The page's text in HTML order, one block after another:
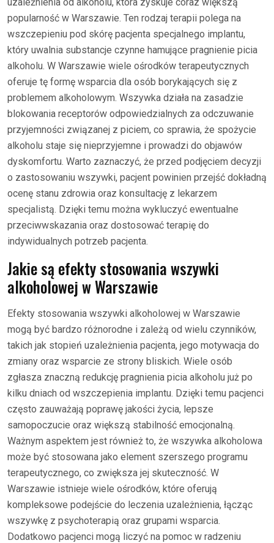
popularność w Warszawie. Ten rodzaj terapii polega na
wszczepieniu pod skórę pacjenta specjalnego implantu,
który uwalnia substancje czynne hamujące pragnienie picia
alkoholu. W Warszawie wiele ośrodków terapeutycznych
oferuje tę formę wsparcia dla osób borykających się z
problemem alkoholowym. Wszywka działa na zasadzie
blokowania receptorów odpowiedzialnych za odczuwanie
przyjemności związanej z piciem, co sprawia, że spożycie
alkoholu staje się nieprzyjemne i prowadzi do objawów
dyskomfortu. Warto zaznaczyć, że przed podjęciem decyzji
o zastosowaniu wszywki, pacjent powinien przejść dokładną
ocenę stanu zdrowia oraz konsultację z lekarzem
specjalistą. Dzięki temu można wykluczyć ewentualne
przeciwwskazania oraz dostosować terapię do
indywidualnych potrzeb pacjenta.
Jakie są efekty stosowania wszywki
alkoholowej w Warszawie
Efekty stosowania wszywki alkoholowej w Warszawie
mogą być bardzo różnorodne i zależą od wielu czynników,
takich jak stopień uzależnienia pacjenta, jego motywacja do
zmiany oraz wsparcie ze strony bliskich. Wiele osób
zgłasza znaczną redukcję pragnienia picia alkoholu już po
kilku dniach od wszczepienia implantu. Dzięki temu pacjenci
często zauważają poprawę jakości życia, lepsze
samopoczucie oraz większą stabilność emocjonalną.
Ważnym aspektem jest również to, że wszywka alkoholowa
może być stosowana jako element szerszego programu
terapeutycznego, co zwiększa jej skuteczność. W
Warszawie istnieje wiele ośrodków, które oferują
kompleksowe podejście do leczenia uzależnienia, łącząc
wszywkę z psychoterapią oraz grupami wsparcia.
Dodatkowo pacjenci mogą liczyć na pomoc w radzeniu